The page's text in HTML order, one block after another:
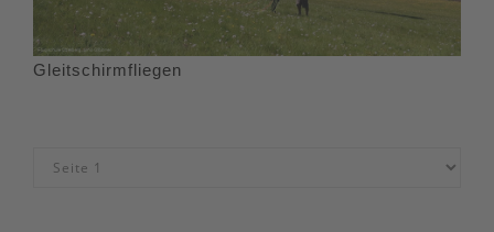
Gleitschirmfliegen